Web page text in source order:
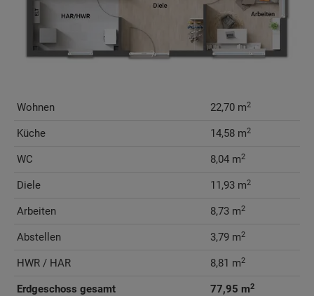
Wohnen 22,70 m2
Küche 14,58 m2
WC 8,04 m2
Diele 11,93 m2
Arbeiten 8,73 m2
Abstellen 3,79 m2
HWR / HAR 8,81 m2
Erdgeschoss gesamt 77,95 m2